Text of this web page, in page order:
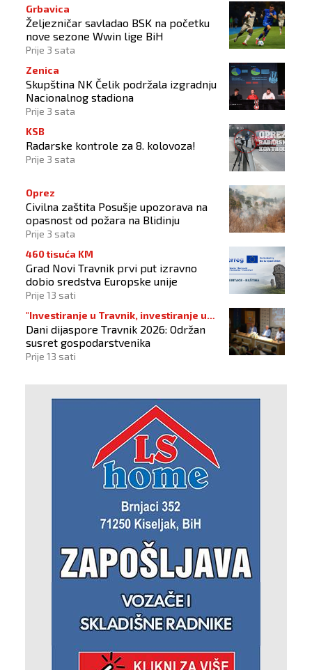
Grbavica
Željezničar savladao BSK na početku
nove sezone Wwin lige BiH
Prije 3 sata
Zenica
Skupština NK Čelik podržala izgradnju
Nacionalnog stadiona
Prije 3 sata
KSB
Radarske kontrole za 8. kolovoza!
Prije 3 sata
Oprez
Civilna zaštita Posušje upozorava na
opasnost od požara na Blidinju
Prije 3 sata
460 tisuća KM
Grad Novi Travnik prvi put izravno
dobio sredstva Europske unije
Prije 13 sati
"Investiranje u Travnik, investiranje u
budućnost"
Dani dijaspore Travnik 2026: Održan
susret gospodarstvenika
Prije 13 sati